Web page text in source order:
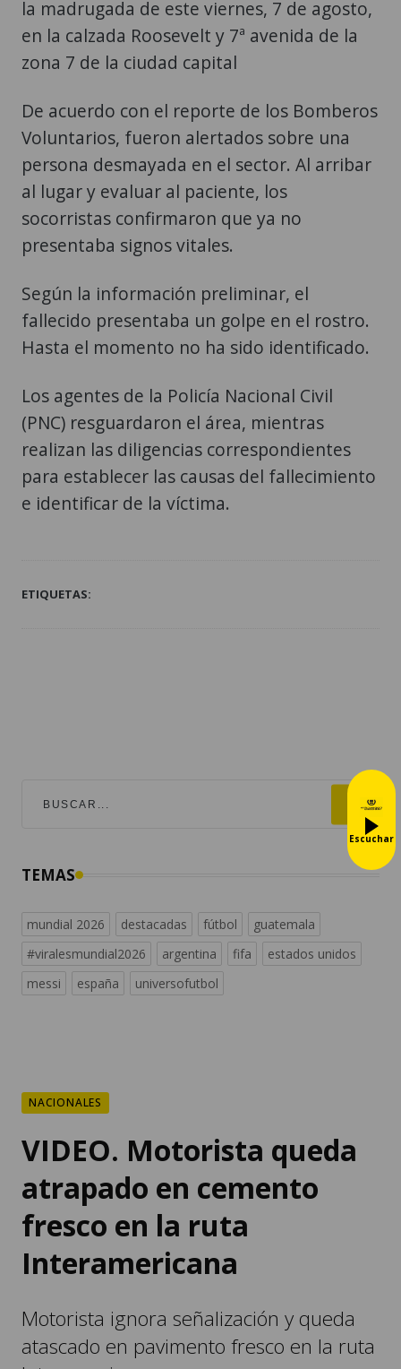
la madrugada de este viernes, 7 de agosto,
en la calzada Roosevelt y 7ª avenida de la
zona 7 de la ciudad capital
De acuerdo con el reporte de los Bomberos
Voluntarios, fueron alertados sobre una
persona desmayada en el sector. Al arribar
al lugar y evaluar al paciente, los
socorristas confirmaron que ya no
presentaba signos vitales.
Según la información preliminar, el
fallecido presentaba un golpe en el rostro.
Hasta el momento no ha sido identificado.
Los agentes de la Policía Nacional Civil
(PNC) resguardaron el área, mientras
realizan las diligencias correspondientes
para establecer las causas del fallecimiento
e identificar de la víctima.
ETIQUETAS:
mundial 2026
messi
españa universofutbol
VIDEO. Motorista queda
atrapado en cemento
fresco en la ruta
Interamericana
Motorista ignora señalización y queda
Interamericana.
Escuchar